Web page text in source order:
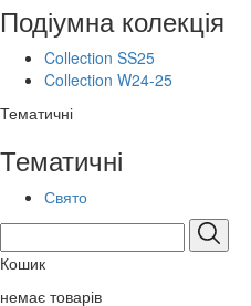
Подіумна колекція
Collection SS25
Collection W24-25
Тематичні
Тематичні
Свято
Кошик
немає товарів